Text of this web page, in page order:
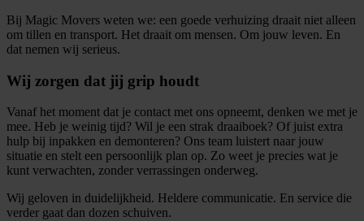
Bij Magic Movers weten we: een goede verhuizing draait niet alleen
om tillen en transport. Het draait om mensen. Om jouw leven. En
dat nemen wij serieus.
Wij zorgen dat jij grip houdt
Vanaf het moment dat je contact met ons opneemt, denken we met je
mee. Heb je weinig tijd? Wil je een strak draaiboek? Of juist extra
hulp bij inpakken en demonteren? Ons team luistert naar jouw
situatie en stelt een persoonlijk plan op. Zo weet je precies wat je
kunt verwachten, zonder verrassingen onderweg.
Wij geloven in duidelijkheid. Heldere communicatie. En service die
verder gaat dan dozen schuiven.